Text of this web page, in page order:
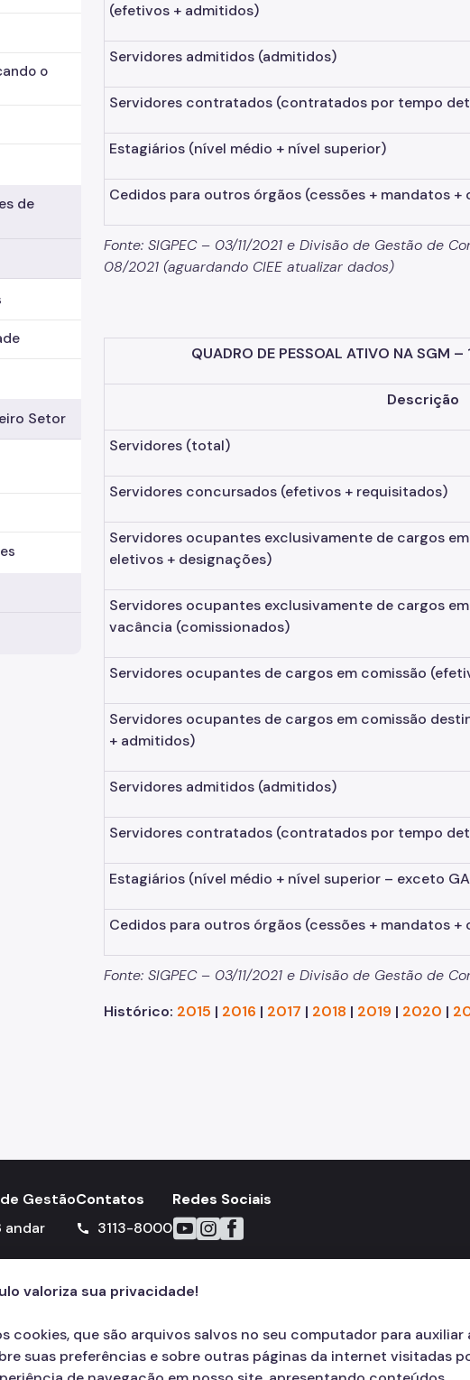
o
de
Setor
(efetivos + admitidos)
Servidores admitidos (admitidos)
Servidores contratados (contratados por tempo
Estagiários (nível médio + nível superior)
Cedidos para outros órgãos (cessões + mandatos
Fonte: SIGPEC – 03/11/2021 e Divisão de Gestão de
08/2021 (aguardando CIEE atualizar dados)
QUADRO DE PESSOAL ATIVO NA SGM
Descrição
Servidores (total)
Servidores concursados (efetivos + requisitados)
Servidores ocupantes exclusivamente de cargos
eletivos + designações)
Servidores ocupantes exclusivamente de cargos
vacância (comissionados)
Servidores ocupantes de cargos em comissão
Servidores ocupantes de cargos em comissão
+ admitidos)
Servidores admitidos (admitidos)
Servidores contratados (contratados por tempo
Estagiários (nível médio + nível superior – exceto
Cedidos para outros órgãos (cessões + mandatos
Fonte: SIGPEC – 03/11/2021 e Divisão de Gestão de
Histórico: 2015 | 2016 | 2017 | 2018 | 2019 | 2020 |
Gestão
andar
Contatos
call 3113-8000
Redes Sociais
Icone do YouTube
Icone do Instagram
Icone do Facebook
valoriza sua privacidade!
cookies, que são arquivos salvos no seu computador para auxiliar
suas preferências e sobre outras páginas da internet visitadas